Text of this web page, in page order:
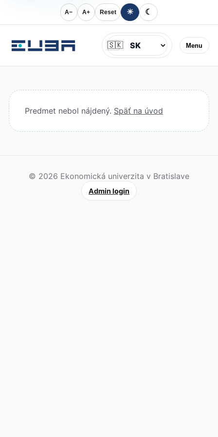
A− A+ Reset ☀ ☾
Menu
Jazyk
🇸🇰
Predmet nebol nájdený. Späť na úvod
© 2026 Ekonomická univerzita v Bratislave
Admin login